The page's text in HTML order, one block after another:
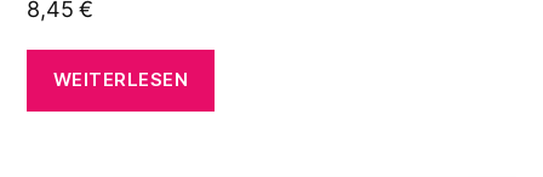
8,45€
WEITERLESEN